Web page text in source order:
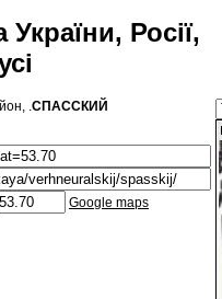
Росії,
.СПАССКИЙ
Google maps